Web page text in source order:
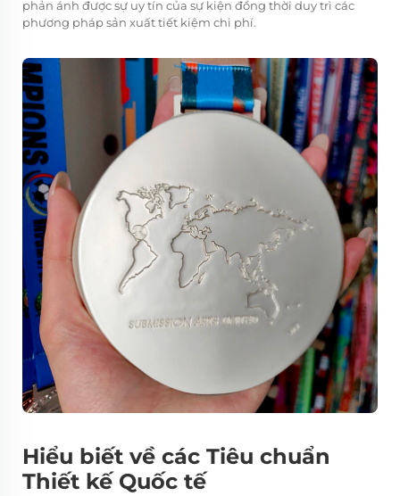
phản ánh được sự uy tín của sự kiện đồng thời duy trì các
phương pháp sản xuất tiết kiệm chi phí.
Hiểu biết về các Tiêu chuẩn
Thiết kế Quốc tế